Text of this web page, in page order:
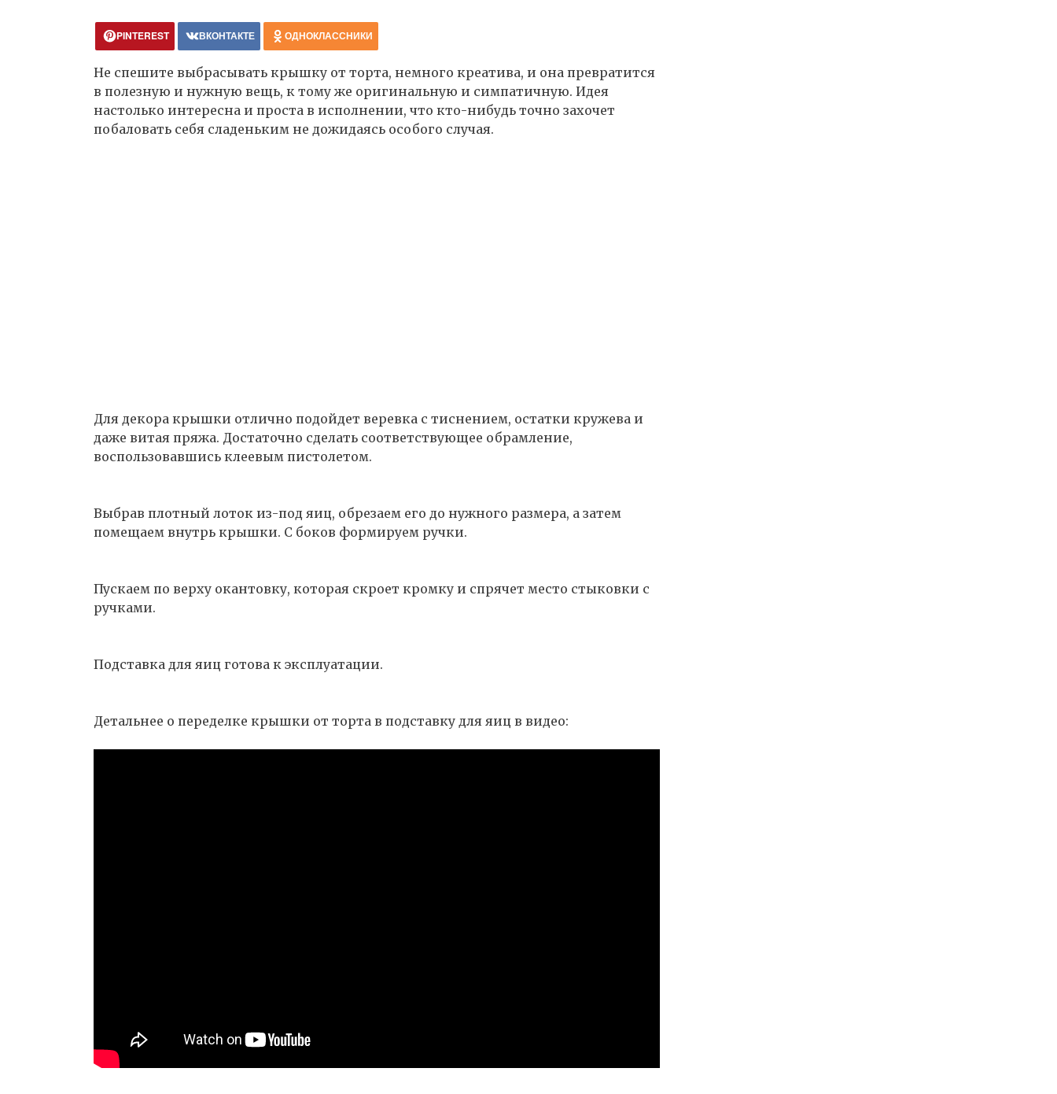
PINTEREST ВКОНТАКТЕ ОДНОКЛАССНИКИ
Не спешите выбрасывать крышку от торта, немного креатива, и она превратится
в полезную и нужную вещь, к тому же оригинальную и симпатичную. Идея
настолько интересна и проста в исполнении, что кто-нибудь точно захочет
побаловать себя сладеньким не дожидаясь особого случая.
Для декора крышки отлично подойдет веревка с тиснением, остатки кружева и
даже витая пряжа. Достаточно сделать соответствующее обрамление,
воспользовавшись клеевым пистолетом.
Выбрав плотный лоток из-под яиц, обрезаем его до нужного размера, а затем
помещаем внутрь крышки. С боков формируем ручки.
Пускаем по верху окантовку, которая скроет кромку и спрячет место стыковки с
ручками.
Подставка для яиц готова к эксплуатации.
Детальнее о переделке крышки от торта в подставку для яиц в видео: